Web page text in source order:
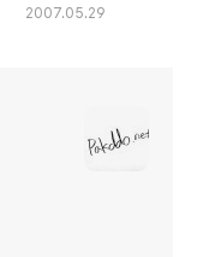
2007.05.29